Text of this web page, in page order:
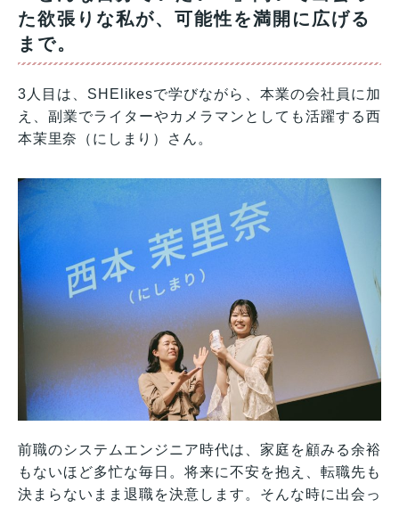
た欲張りな私が、可能性を満開に広げる
まで。
3人目は、SHElikesで学びながら、本業の会社員に加
え、副業でライターやカメラマンとしても活躍する西
本茉里奈（にしまり）さん。
前職のシステムエンジニア時代は、家庭を顧みる余裕
もないほど多忙な毎日。将来に不安を抱え、転職先も
決まらないまま退職を決意します。そんな時に出会っ